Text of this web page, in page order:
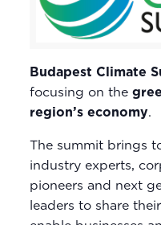
Budapest Climate
focusing on the
region’s economy.
The summit brings
industry experts,
pioneers and next
leaders to share